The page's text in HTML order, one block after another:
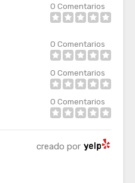
0 Comentarios
0 Comentarios
0 Comentarios
0 Comentarios
creado por